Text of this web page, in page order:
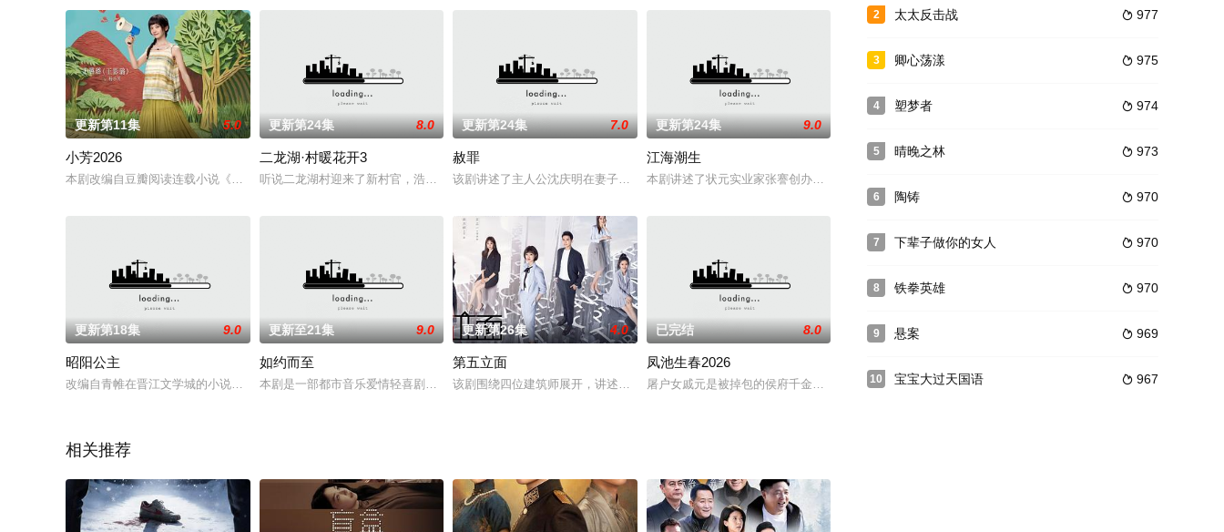
更新第11集 5.0
小芳2026
本剧改编自豆瓣阅读连载小说《小芳出嫁》，作者伊北。春节前夕，远在深圳的杨凡雁接到哥哥凡虎电话，希望她早点
更新第24集 8.0
二龙湖·村暖花开3
听说二龙湖村迎来了新村官，浩哥事业遭遇史诗级滑铁卢，情感又遇新危机！全新爆笑故事即将解锁
更新第24集 7.0
赦罪
该剧讲述了主人公沈庆明在妻子被醉驾撞死后，经历复仇与内心挣扎的故事。
更新第24集 9.0
江海潮生
本剧讲述了状元实业家张謇创办大生企业，实业报国的故事。甲午战争后，国家蒙羞，张謇虽高中状元，却渴
更新第18集 9.0
昭阳公主
改编自青帷在晋江文学城的小说《平阳公主》。
更新至21集 9.0
如约而至
本剧是一部都市音乐爱情轻喜剧，以音乐剧团为切入点，将一对性格迥异的青年男女联系到一起，讲述了以宁瑾、金禧
更新第26集 4.0
第五立面
该剧围绕四位建筑师展开，讲述了他们在中意合作项目中面对专业挑战与境外竞争，通过创新实践实现本土设计理念突
已完结 8.0
凤池生春2026
屠户女戚元是被掉包的侯府千金，假千金为自保陷害欺辱戚元。戚元无奈沦为靖王萧云庭的暗卫，两人互生情
相关推荐
2  977
太太反击战
3  975
卿心荡漾
4  974
塑梦者
5  973
晴晚之林
6  970
陶铸
7  970
下辈子做你的女人
8  970
铁拳英雄
9  969
悬案
10  967
宝宝大过天国语